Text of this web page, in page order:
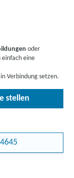
oder
oder
einfach eine
Verbindung setzen.
stellen